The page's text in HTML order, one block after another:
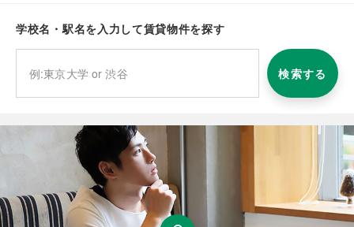
学校名・駅名を入力して賃貸物件を探す
検索する